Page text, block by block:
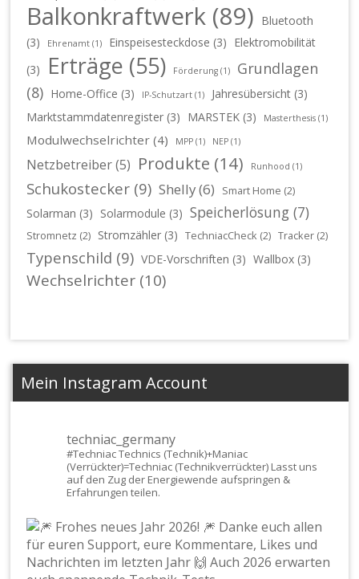
Balkonkraftwerk (89) Bluetooth
(3)
Ehrenamt (1) Einspeisesteckdose (3) Elektromobilität
(3)
Erträge (55) Förderung (1)
Grundlagen
(8) Home-Office (3) IP-Schutzart (1) Jahresübersicht (3)
Marktstammdatenregister (3) MARSTEK (3) Masterthesis (1)
Modulwechselrichter (4) MPP (1) NEP (1)
Netzbetreiber(5) Produkte (14) Runhood (1)
Schukostecker (9) Shelly(6) Smart Home (2)
Solarman (3) Solarmodule (3) Speicherlösung (7)
Stromnetz (2) Stromzähler (3) TechniacCheck (2) Tracker (2)
Typenschild (9) VDE-Vorschriften (3) Wallbox (3)
Wechselrichter (10)
Mein Instagram Account
techniac_germany
#TechniacTechnics (Technik)+Maniac
(Verrückter)=Techniac (Technikverrückter) Lasst uns
auf den Zug der Energiewende aufspringen &
Erfahrungen teilen.